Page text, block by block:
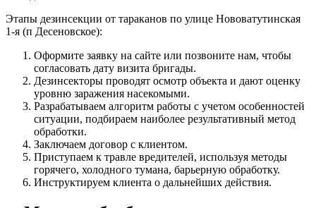
Этапы дезинсекции от тараканов по улице Нововатутинская
1-я (п Десеновское):
Оформите заявку на сайте или позвоните нам, чтобы
согласовать дату визита бригады.
Дезинсекторы проводят осмотр объекта и дают оценку
уровню заражения насекомыми.
Разрабатываем алгоритм работы с учетом особенностей
ситуации, подбираем наиболее результативный метод
обработки.
Заключаем договор с клиентом.
Приступаем к травле вредителей, используя методы
горячего, холодного тумана, барьерную обработку.
Инструктируем клиента о дальнейших действия.